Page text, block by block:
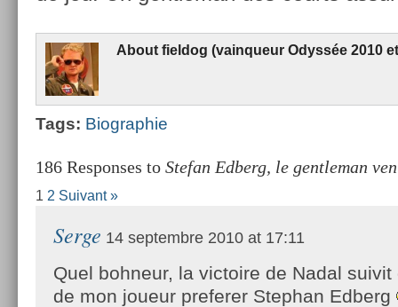
About fiel­dog (vain­queur Odyssée 2010
Tags: Bi­og­raphie
186 Responses to Stefan Edberg, le gentleman
1 2 Suivant »
Serge 14 septembre 2010 at 17:11
Quel bohneur, la victoire de Nadal suivit
de mon joueur preferer Stephan Edberg